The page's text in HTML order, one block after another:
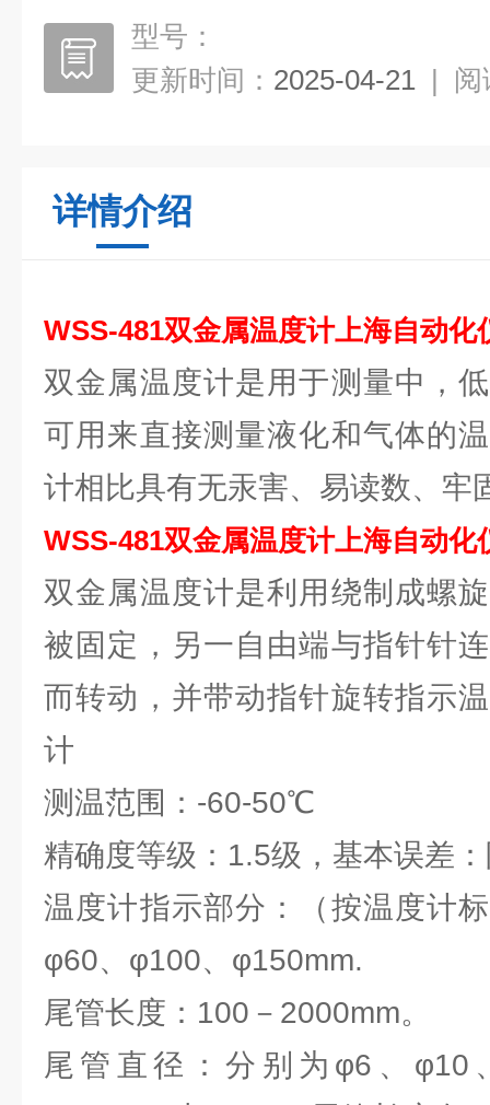
型号：
更新时间： 2025-04-21 | 阅
详情介绍
WSS-481双金属温度计上海自动化
双金属温度计是用于测量中，
可用来直接测量液化和气体的
计相比具有无汞害、易读数、牢
WSS-481双金属温度计上海自动化
双金属温度计是利用绕制成螺
被固定，另一自由端与指针针
而转动，并带动指针旋转指示
计
测温范围：-60-50℃
精确度等级：1.5级，基本误差
温度计指示部分：（按温度计
φ60、φ100、φ150mm.
尾管长度：100－2000mm。
尾管直径：分别为φ6、φ10